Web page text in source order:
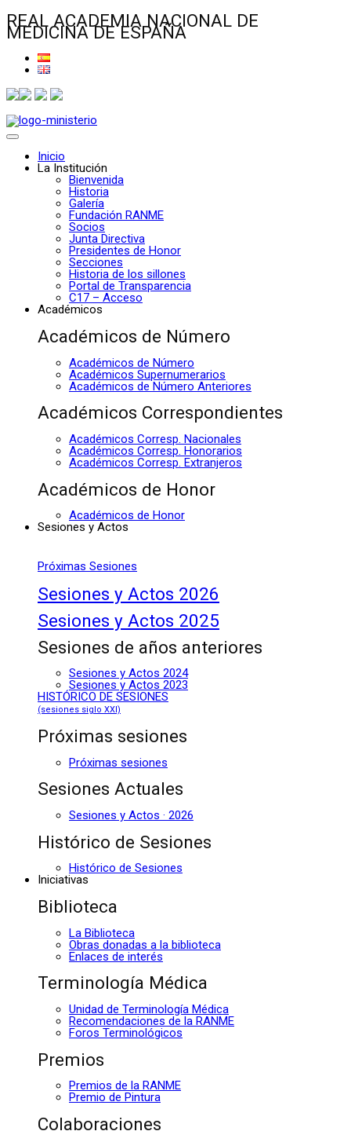
REAL ACADEMIA NACIONAL DE
MEDICINA DE ESPAÑA
Inicio
La Institución
Bienvenida
Historia
Galería
Fundación RANME
Socios
Junta Directiva
Presidentes de Honor
Secciones
Historia de los sillones
Portal de Transparencia
C17 – Acceso
Académicos
Académicos de Número
Académicos de Número
Académicos Supernumerarios
Académicos de Número Anteriores
Académicos Correspondientes
Académicos Corresp. Nacionales
Académicos Corresp. Honorarios
Académicos Corresp. Extranjeros
Académicos de Honor
Académicos de Honor
Sesiones y Actos
Próximas Sesiones
Sesiones y Actos 2026
Sesiones y Actos 2025
Sesiones de años anteriores
Sesiones y Actos 2024
Sesiones y Actos 2023
HISTÓRICO DE SESIONES
(sesiones siglo XXI)
Próximas sesiones
Próximas sesiones
Sesiones Actuales
Sesiones y Actos · 2026
Histórico de Sesiones
Histórico de Sesiones
Iniciativas
Biblioteca
La Biblioteca
Obras donadas a la biblioteca
Enlaces de interés
Terminología Médica
Unidad de Terminología Médica
Recomendaciones de la RANME
Foros Terminológicos
Premios
Premios de la RANME
Premio de Pintura
Colaboraciones